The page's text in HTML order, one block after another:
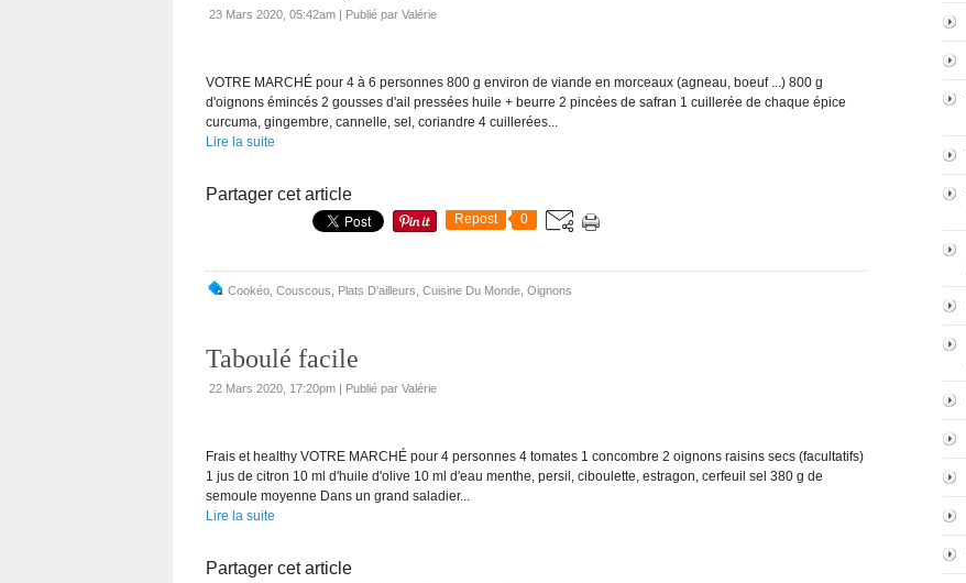
23 Mars 2020, 05:42am | Publié par Valérie
VOTRE MARCHÉ pour 4 à 6 personnes 800 g environ de viande en morceaux (agneau, boeuf ...) 800 g
d'oignons émincés 2 gousses d'ail pressées huile + beurre 2 pincées de safran 1 cuillerée de chaque épice
curcuma, gingembre, cannelle, sel, coriandre 4 cuillerées...
Lire la suite
Partager cet article
Repost 0
Cookéo Couscous Plats D'ailleurs Cuisine Du Monde Oignons
Taboulé facile
22 Mars 2020, 17:20pm | Publié par Valérie
Frais et healthy VOTRE MARCHÉ pour 4 personnes 4 tomates 1 concombre 2 oignons raisins secs (facultatifs)
1 jus de citron 10 ml d'huile d'olive 10 ml d'eau menthe, persil, ciboulette, estragon, cerfeuil sel 380 g de
semoule moyenne Dans un grand saladier...
Lire la suite
Partager cet article